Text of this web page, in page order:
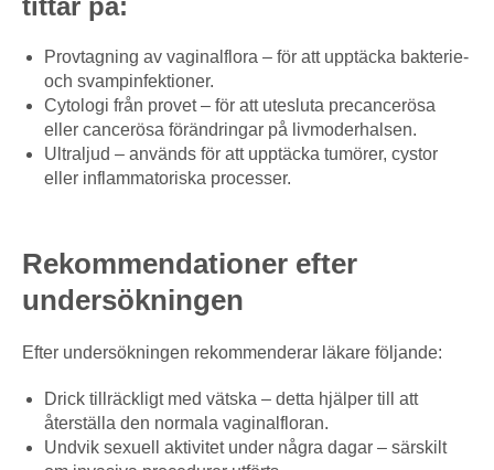
tittar på:
Provtagning av vaginalflora – för att upptäcka bakterie-
och svampinfektioner.
Cytologi från provet – för att utesluta precancerösa
eller cancerösa förändringar på livmoderhalsen.
Ultraljud – används för att upptäcka tumörer, cystor
eller inflammatoriska processer.
Rekommendationer efter
undersökningen
Efter undersökningen rekommenderar läkare följande:
Drick tillräckligt med vätska – detta hjälper till att
återställa den normala vaginalfloran.
Undvik sexuell aktivitet under några dagar – särskilt